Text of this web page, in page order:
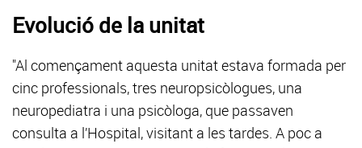
Evolució de la unitat
"Al començament aquesta unitat estava formada per
cinc professionals, tres neuropsicòlogues, una
neuropediatra i una psicòloga, que passaven
consulta a l’Hospital, visitant a les tardes. A poc a